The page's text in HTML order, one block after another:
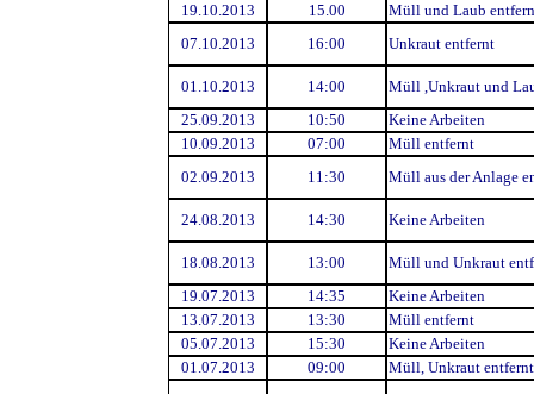
19.10.2013 15.00
Müll und Laub
07.10.2013
16:00 Unkraut entfernt
01.10.2013 14:00
Müll ,Unkraut und
25.09.2013
10:50
Keine Arbeiten
10.09.2013
07:00
Müll entfernt
02.09.2013
11:30 Müll aus der Anlage
24.08.2013 14:30 Keine Arbeiten
18.08.2013 13:00
Müll und Unkraut
19.07.2013
14:35
Keine Arbeiten
13.07.2013
13:30
Müll entfernt
05.07.2013
15:30
Keine Arbeiten
01.07.2013
09:00
Müll, Unkraut entfernt